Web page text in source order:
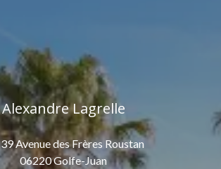
Alexandre Lagrelle
39 Avenue des Frères Roustan
06220 Golfe-Juan